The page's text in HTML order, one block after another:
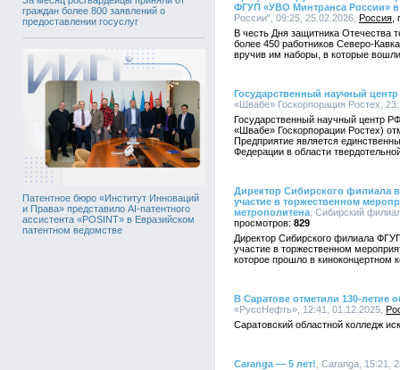
граждан более 800 заявлений о
предоставлении госуслуг
Патентное бюро «Институт Инноваций
и Права» представило AI-патентного
ассистента «POSINT» в Евразийском
патентном ведомстве
ФГУП «УВО Минтранса России» в
России", 09:25, 25.02.2026, Россия
В честь Дня защитника Отечества
более 450 работников Северо-
вручив им наборы, в которые
Государственный научный
«Швабе» Госкорпорация Ростех,
Государственный научный центр
«Швабе» Госкорпорации Ростех)
Предприятие является
Федерации в области
Директор Сибирского филиала
участие в торжественном
метрополитена , Сибирский
829
Директор Сибирского филиала
участие в торжественном
которое прошло в киноконцертном
В Саратове отметили 130-летие
«РуссНефть», 12:41, 01.12.2025,
Саратовский областной колледж
Caranga — 5 лет! , Caranga, 15:21,